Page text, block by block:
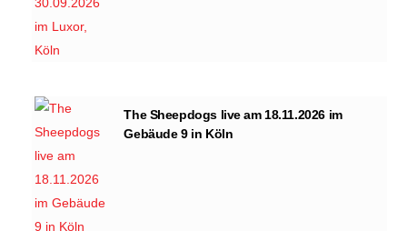
The Sheepdogs live am 18.11.2026 im
Gebäude 9 in Köln